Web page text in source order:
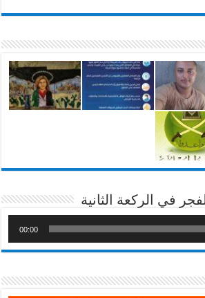
في الركعة الثانية
00:00